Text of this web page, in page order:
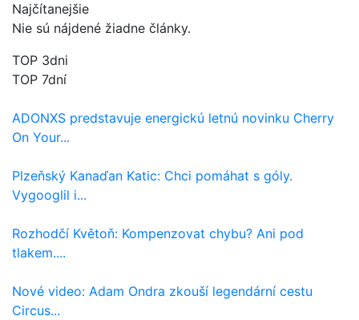
Najčítanejšie
Nie sú nájdené žiadne články.
TOP 3dni
TOP 7dní
ADONXS predstavuje energickú letnú novinku Cherry
On Your...
Plzeňský Kanaďan Katic: Chci pomáhat s góly.
Vygooglil i...
Rozhodčí Květoň: Kompenzovat chybu? Ani pod
tlakem....
Nové video: Adam Ondra zkouší legendární cestu
Circus...